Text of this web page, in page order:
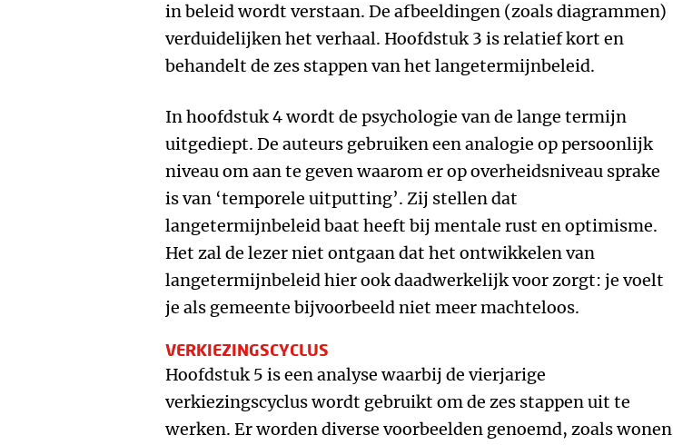
in beleid wordt verstaan. De afbeeldingen (zoals diagrammen)
verduidelijken het verhaal. Hoofdstuk 3 is relatief kort en
behandelt de zes stappen van het langetermijnbeleid.
In hoofdstuk 4 wordt de psychologie van de lange termijn
uitgediept. De auteurs gebruiken een analogie op persoonlijk
niveau om aan te geven waarom er op overheidsniveau sprake
is van ‘temporele uitputting’. Zij stellen dat
langetermijnbeleid baat heeft bij mentale rust en optimisme.
Het zal de lezer niet ontgaan dat het ontwikkelen van
langetermijnbeleid hier ook daadwerkelijk voor zorgt: je voelt
je als gemeente bijvoorbeeld niet meer machteloos.
VERKIEZINGSCYCLUS
Hoofdstuk 5 is een analyse waarbij de vierjarige
verkiezingscyclus wordt gebruikt om de zes stappen uit te
werken. Er worden diverse voorbeelden genoemd, zoals wonen